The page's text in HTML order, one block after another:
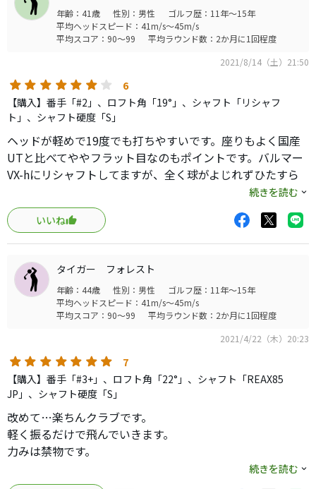
年齢：41歳 性別：男性
ゴルフ歴：11年～15年
平均ヘッドスピード：41m/s～45m/s
平均スコア：90～99
平均ラウンド数：2か月に1回程度
2021/8/14（土）21:50
6
【購入】番手「#2」、ロフト角「19°」、シャフト「リシャフ
ト」、シャフト硬度「S」
ヘッドが軽めで19度でも打ちやすいです。座りもよく国産
UTと比べてややフラット目なのもポイントです。バルマー
VX-hにリシャフトしてますが、全く球がよじれずひたすら
直進性高く打てて、私にとってはまさにレスキューです。
続きを読む
いいね
タイガー フォレスト
年齢：44歳 性別：男性
ゴルフ歴：11年～15年
平均ヘッドスピード：41m/s～45m/s
平均スコア：90～99
平均ラウンド数：2か月に1回程度
2021/4/22（木）20:23
7
【購入】番手「#3+」、ロフト角「22°」、シャフト「REAX85
JP」、シャフト硬度「S」
改めて…楽ちんクラブです。
軽く振るだけで飛んでいきます。
力みは禁物です。
200ヤード前後飛びます。
続きを読む